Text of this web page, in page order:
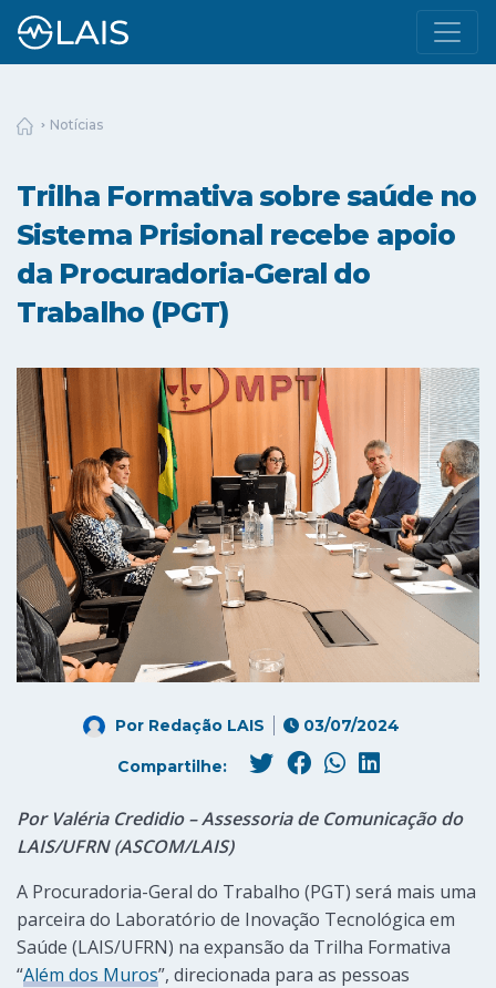
Notícias
Trilha Formativa sobre saúde no
Sistema Prisional recebe apoio
da Procuradoria-Geral do
Trabalho (PGT)
Por Redação LAIS 03/07/2024
Compartilhe:
Por Valéria Credidio – Assessoria de Comunicação do
LAIS/UFRN (ASCOM/LAIS)
A Procuradoria-Geral do Trabalho (PGT) será mais uma
parceira do Laboratório de Inovação Tecnológica em
Saúde (LAIS/UFRN) na expansão da Trilha Formativa
“Além dos Muros”, direcionada para as pessoas